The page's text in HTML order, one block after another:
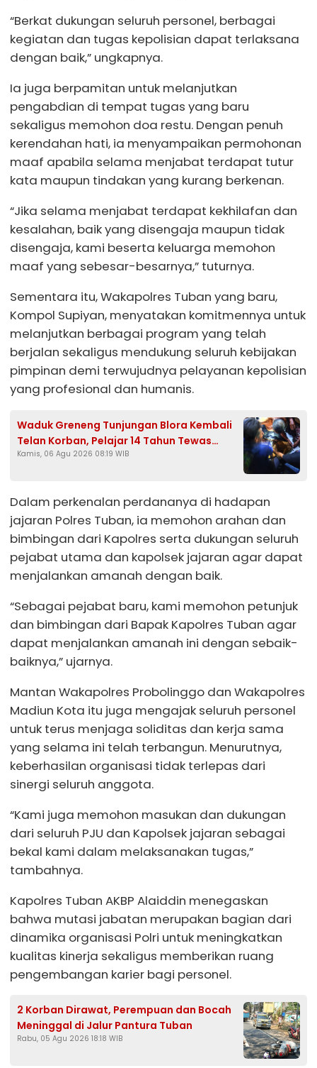
“Berkat dukungan seluruh personel, berbagai
kegiatan dan tugas kepolisian dapat terlaksana
dengan baik,” ungkapnya.
Ia juga berpamitan untuk melanjutkan
pengabdian di tempat tugas yang baru
sekaligus memohon doa restu. Dengan penuh
kerendahan hati, ia menyampaikan permohonan
maaf apabila selama menjabat terdapat tutur
kata maupun tindakan yang kurang berkenan.
“Jika selama menjabat terdapat kekhilafan dan
kesalahan, baik yang disengaja maupun tidak
disengaja, kami beserta keluarga memohon
maaf yang sebesar-besarnya,” tuturnya.
Sementara itu, Wakapolres Tuban yang baru,
Kompol Supiyan, menyatakan komitmennya untuk
melanjutkan berbagai program yang telah
berjalan sekaligus mendukung seluruh kebijakan
pimpinan demi terwujudnya pelayanan kepolisian
yang profesional dan humanis.
Waduk Greneng Tunjungan Blora Kembali
Telan Korban, Pelajar 14 Tahun Tewas
Tenggelam Saat Mencari Ikan
Kamis, 06 Agu 2026 08:19 WIB
Dalam perkenalan perdananya di hadapan
jajaran Polres Tuban, ia memohon arahan dan
bimbingan dari Kapolres serta dukungan seluruh
pejabat utama dan kapolsek jajaran agar dapat
menjalankan amanah dengan baik.
“Sebagai pejabat baru, kami memohon petunjuk
dan bimbingan dari Bapak Kapolres Tuban agar
dapat menjalankan amanah ini dengan sebaik-
baiknya,” ujarnya.
Mantan Wakapolres Probolinggo dan Wakapolres
Madiun Kota itu juga mengajak seluruh personel
untuk terus menjaga soliditas dan kerja sama
yang selama ini telah terbangun. Menurutnya,
keberhasilan organisasi tidak terlepas dari
sinergi seluruh anggota.
“Kami juga memohon masukan dan dukungan
dari seluruh PJU dan Kapolsek jajaran sebagai
bekal kami dalam melaksanakan tugas,”
tambahnya.
Kapolres Tuban AKBP Alaiddin menegaskan
bahwa mutasi jabatan merupakan bagian dari
dinamika organisasi Polri untuk meningkatkan
kualitas kinerja sekaligus memberikan ruang
pengembangan karier bagi personel.
2 Korban Dirawat, Perempuan dan Bocah
Meninggal di Jalur Pantura Tuban
Rabu, 05 Agu 2026 18:18 WIB